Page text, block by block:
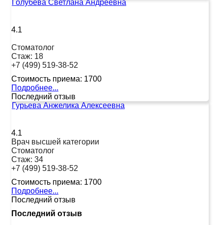
Голубева Светлана Андреевна
4.1
Стоматолог
Стаж: 18
+7 (499) 519-38-52
Стоимость приема: 1700
Подробнее...
Последний отзыв
Гурьева Анжелика Алексеевна
4.1
Врач высшей категории
Стоматолог
Стаж: 34
+7 (499) 519-38-52
Стоимость приема: 1700
Подробнее...
Последний отзыв
Последний отзыв